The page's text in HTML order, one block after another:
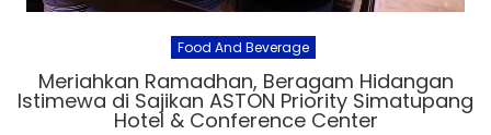
Food And Beverage
Meriahkan Ramadhan, Beragam Hidangan
Istimewa di Sajikan ASTON Priority Simatupang
Hotel & Conference Center